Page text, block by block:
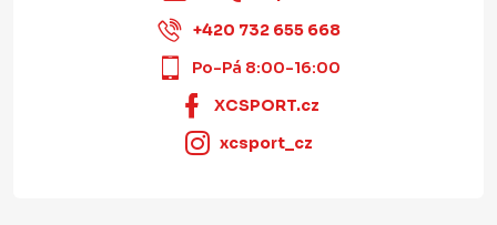
+420 732 655 668
Po-Pá 8:00-16:00
XCSPORT.cz
xcsport_cz